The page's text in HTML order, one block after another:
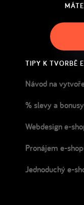
TIPY K TVORBĚ
Návod na
% slevy a bonusy
Webdesign e-
Pronájem e-
Jednoduchý e-